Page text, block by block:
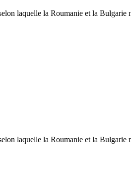
laquelle la Roumanie et la Bulgarie
laquelle la Roumanie et la Bulgarie